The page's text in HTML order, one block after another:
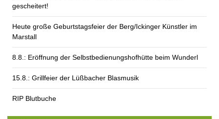
gescheitert!
Heute große Geburtstagsfeier der Berg/Ickinger Künstler im
Marstall
8.8.: Eröffnung der Selbstbedienungshofhütte beim Wunderl
15.8.: Grillfeier der Lüßbacher Blasmusik
RIP Blutbuche